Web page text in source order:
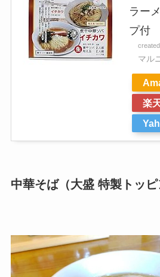
ラー
プ付
マル
楽
中華そば（大盛 特製トッピ